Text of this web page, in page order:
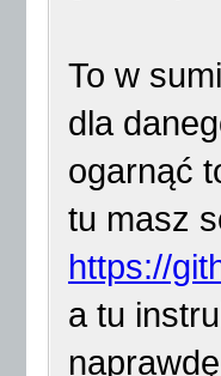
To w
dla
ogarnąć
tu masz
https://
a tu